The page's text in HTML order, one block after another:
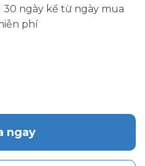
ngày kể từ ngày mua
phí
ngay